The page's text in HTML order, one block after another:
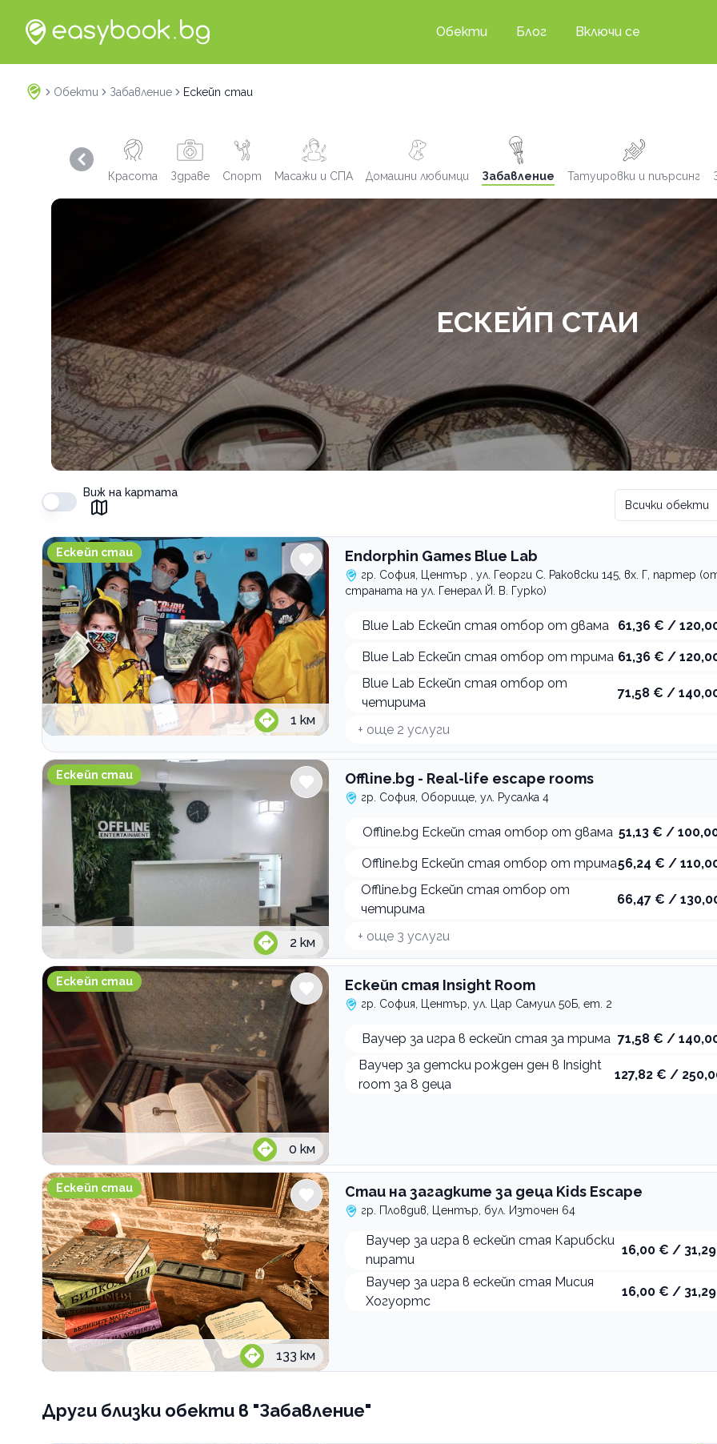
Обекти Блог Включи се
Обекти Забавление Ескейп стаи
Красота Здраве Спорт Масажи и СПА Домашни любимци Забавление Татуировки и пиърсинг
Previous slide
ЕСКЕЙП СТАИ
Виж на картата
Всички обекти
Endorphin Games Blue Lab
Ескейп стаи
1 км
Endorphin Games Blue Lab
гр. София, Център , ул. Георги С. Раковски 145, вх. Г, партер
страната на ул. Генерал Й. В. Гурко)
Blue Lab Ескейп стая отбор от двама 61,36 € /
Blue Lab Ескейп стая отбор от трима 61,36 € /
Blue Lab Ескейп стая отбор от
четирима
71,58 € /
+ още 2 услуги
Offline.bg - Real-life escape rooms
Ескейп стаи
2 км
Offline.bg - Real-life escape rooms
гр. София, Оборище, ул. Русалка 4
Offline.bg Ескейп стая отбор от двама 51,13 € /
Offline.bg Ескейп стая отбор от трима56,24 € /
Offline.bg Ескейп стая отбор от
четирима
66,47 € /
+ още 3 услуги
Ескейп стая Insight Room
Ескейп стаи
0 км
Ескейп стая Insight Room
гр. София, Център, ул. Цар Самуил 50Б, ет. 2
Ваучер за игра в ескейп стая за трима 71,58 € /
Ваучер за детски рожден ден в Insight
room за 8 деца
127,82 € /
Стаи на загадките за деца Kids Escape
Ескейп стаи
133 км
Стаи на загадките за деца Kids Escape
гр. Пловдив, Център, бул. Източен 64
Ваучер за игра в ескейп стая Карибски
пирати
16,00 € /
Ваучер за игра в ескейп стая Мисия
Хогуортс
16,00 € /
Други близки обекти в "Забавление"